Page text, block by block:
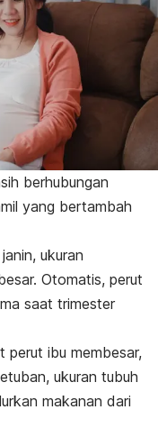
berhubungan
yang bertambah
ukuran
Otomatis, perut
saat trimester
ibu membesar,
ukuran tubuh
makanan dari